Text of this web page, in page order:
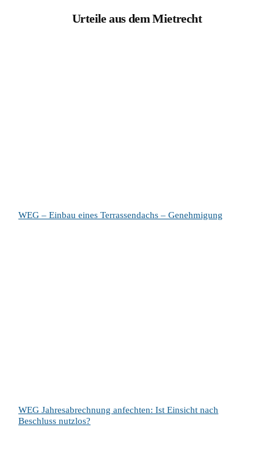
Urteile aus dem Mietrecht
WEG – Einbau eines Terrassendachs – Genehmigung
WEG Jahresabrechnung anfechten: Ist Einsicht nach
Beschluss nutzlos?